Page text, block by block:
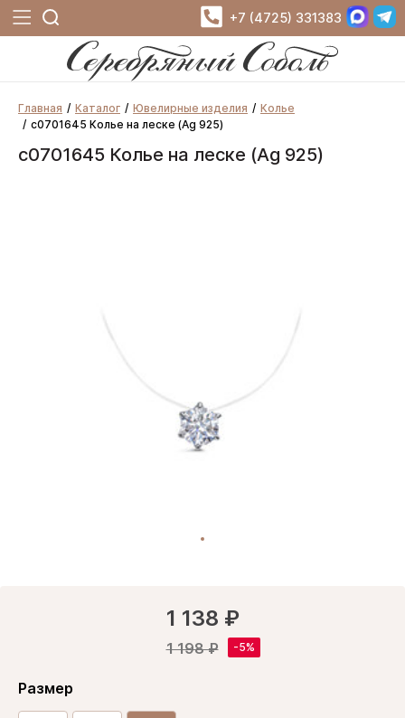
+7 (4725) 331383
Главная Каталог Ювелирные изделия
Колье
с0701645 Колье на леске (Ag 925)
с0701645 Колье на леске (Ag 925)
1 138 ₽
1 198 ₽
Размер